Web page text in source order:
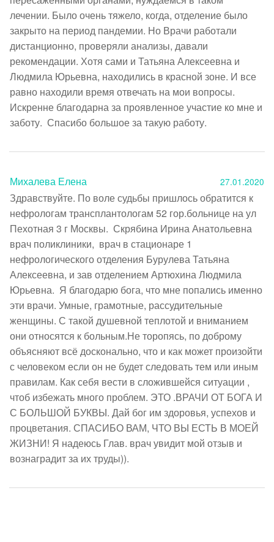
лечении. Было очень тяжело, когда, отделение было
закрыто на период пандемии. Но Врачи работали
дистанционно, проверяли анализы, давали
рекомендации. Хотя сами и Татьяна Алексеевна и
Людмила Юрьевна, находились в красной зоне. И все
равно находили время отвечать на мои вопросы.
Искренне благодарна за проявленное участие ко мне и
заботу.  Спасибо большое за такую работу.
Михалева Елена 27.01.2020
Здравствуйте. По воле судьбы пришлось обратится к
нефрологам трансплантологам 52 гор.больнице на ул
Пехотная 3 г Москвы.  Скрябина Ирина Анатольевна
врач поликлиники,  врач в стационаре 1
нефрологического отделения Бурулева Татьяна
Алексеевна, и зав отделением Артюхина Людмила
Юрьевна.  Я благодарю бога, что мне попались именно
эти врачи. Умные, грамотные, рассудительные
женщины. С такой душевной теплотой и вниманием
они относятся к больным.Не торопясь, по доброму
объясняют всё досконально, что и как может произойти
с человеком если он не будет следовать тем или иным
правилам. Как себя вести в сложившейся ситуации ,
чтоб избежать много проблем. ЭТО .ВРАЧИ ОТ БОГА И
С БОЛЬШОЙ БУКВЫ. Дай бог им здоровья, успехов и
процветания. СПАСИБО ВАМ, ЧТО ВЫ ЕСТЬ В МОЕЙ
ЖИЗНИ! Я надеюсь Глав. врач увидит мой отзыв и
вознаградит за их труды)).